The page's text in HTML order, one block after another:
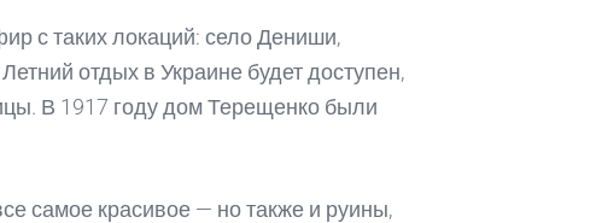
с таких локаций: село Дениши,
отдых в Украине будет доступен,
В 1917 году дом Терещенко были
самое красивое — но также и руины,